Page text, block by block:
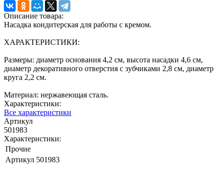
Описание товара:
Насадка кондитерская для работы с кремом.
ХАРАКТЕРИСТИКИ:
Размеры: диаметр основания 4,2 см, высота насадки 4,6 см,
диаметр декоративного отверстия с зубчиками 2,8 см, диаметр
круга 2,2 см.
Материал: нержавеющая сталь.
Характеристики:
Все характеристики
Артикул
501983
Характеристики:
Прочие
Артикул 501983